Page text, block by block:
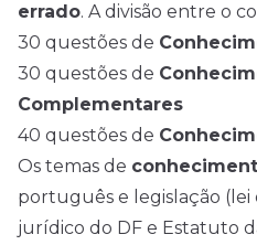
errado. A divisão entre o
30 questões de
30 questões de
Complementares
40 questões de
Os temas de
português e legislação (lei
jurídico do DF e Estatuto